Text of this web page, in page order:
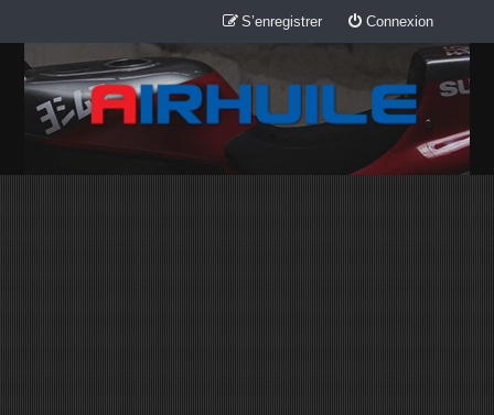
Connexion
S’enregistrer